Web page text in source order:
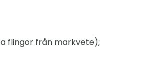
flingor från markvete);